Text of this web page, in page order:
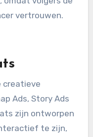
vertrouwen.
creatieve
Ads, Story Ads
zijn ontworpen
te zijn,